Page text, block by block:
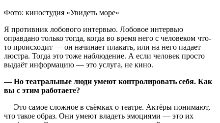
Фото: киностудия «Увидеть море»
Я противник лобового интервью. Лобовое интервью
оправдано только тогда, когда во время него с человеком что-
то происходит — он начинает плакать, или на него падает
люстра. Тогда это тоже наблюдение. А если человек просто
выдаёт информацию — это услуга, не кино.
— Но театральные люди умеют контролировать себя. Как
вы с этим работаете?
— Это самое сложное в съёмках о театре. Актёры понимают,
что такое образ. Они умеют владеть эмоциями — это их